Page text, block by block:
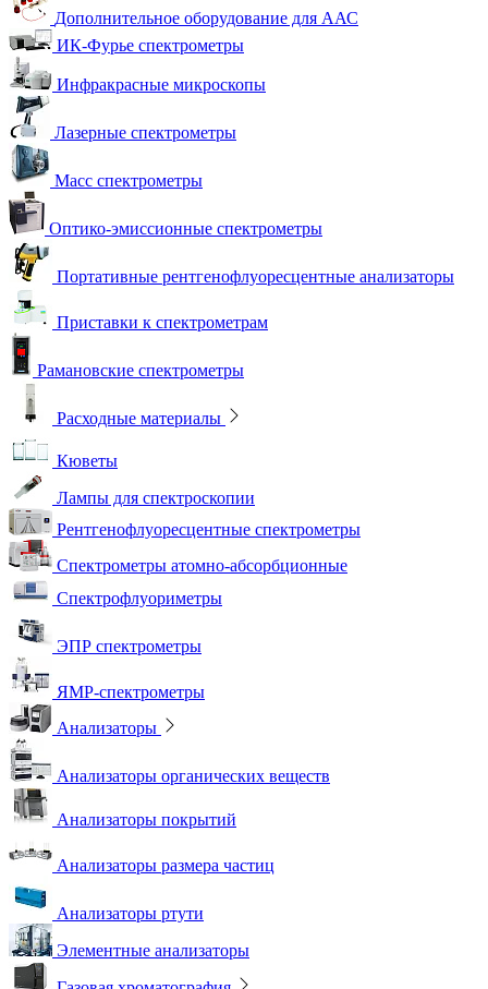
Дополнительное оборудование для ААС
ИК-Фурье спектрометры
Инфракрасные микроскопы
Лазерные спектрометры
Масс спектрометры
Оптико-эмиссионные спектрометры
Портативные рентгенофлуоресцентные анализаторы
Приставки к спектрометрам
Рамановские спектрометры
Расходные материалы
Кюветы
Лампы для спектроскопии
Рентгенофлуоресцентные спектрометры
Спектрометры атомно-абсорбционные
Спектрофлуориметры
ЭПР спектрометры
ЯМР-спектрометры
Анализаторы
Анализаторы органических веществ
Анализаторы покрытий
Анализаторы размера частиц
Анализаторы ртути
Элементные анализаторы